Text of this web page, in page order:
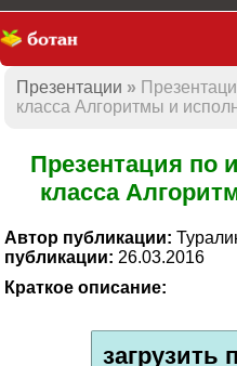
Презентации
класса Алгоритмы и
Презентация по
класса
Автор публикации:
публикации: 26.03.2016
Краткое описание:
загрузить